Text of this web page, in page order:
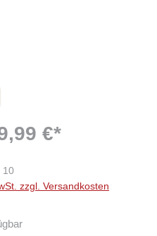
€*
10
zzgl. Versandkosten